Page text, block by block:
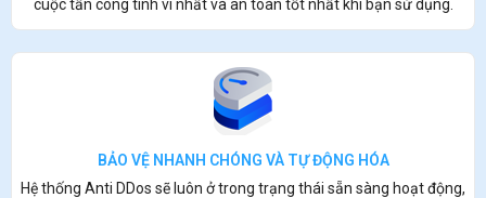
cuộc tấn công tinh vi nhất và an toàn tốt nhất khi bạn sử dụng.
BẢO VỆ NHANH CHÓNG VÀ TỰ ĐỘNG HÓA
Hệ thống Anti DDos sẽ luôn ở trong trạng thái sẵn sàng hoạt động,